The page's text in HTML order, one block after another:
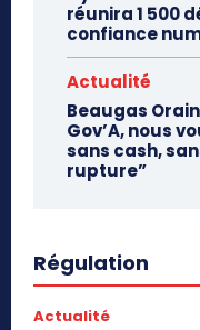
réunira 1 500
confiance
Actualité
Beaugas Orain
Gov’A, nous
sans cash,
rupture”
Régulation
Actualité